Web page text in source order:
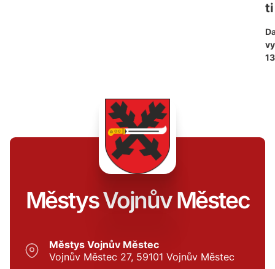
ti
Městys Vojnův Městec
Městys Vojnův Městec
Vojnův Městec 27, 59101 Vojnův Městec